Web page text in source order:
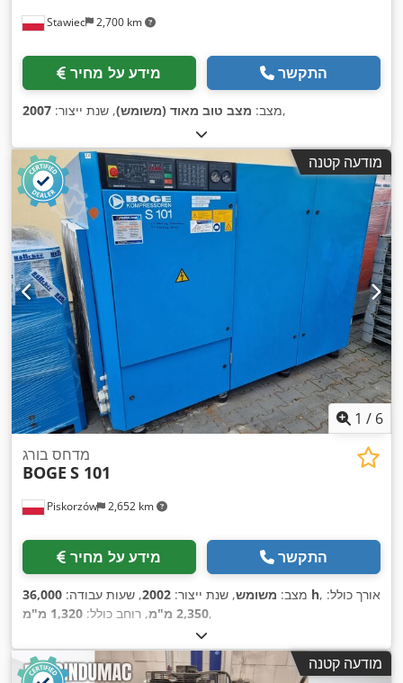
Stawiec 2,700 km
מידע על מחיר התקשר
מצב: מצב טוב מאוד (משומש), שנת ייצור: 2007 ,
מודעה קטנה
1 / 6
Piskorzów 2,652 km
מדחס בורג
BOGE S 101
מידע על מחיר התקשר
מצב: משומש, שנת ייצור: 2002, שעות עבודה: 36,000 h , אורך כולל:
2,350 מ"מ
, רוחב כולל: 1,320 מ"מ ,
מודעה קטנה